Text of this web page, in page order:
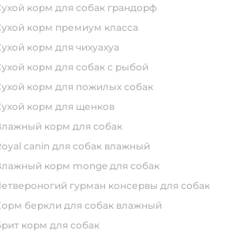
сухой корм для собак грандорф
сухой корм премиум класса
сухой корм для чихуахуа
сухой корм для собак с рыбой
сухой корм для пожилых собак
сухой корм для щенков
влажный корм для собак
royal canin для собак влажный
влажный корм monge для собак
четвероногий гурман консервы для собак
корм беркли для собак влажный
брит корм для собак